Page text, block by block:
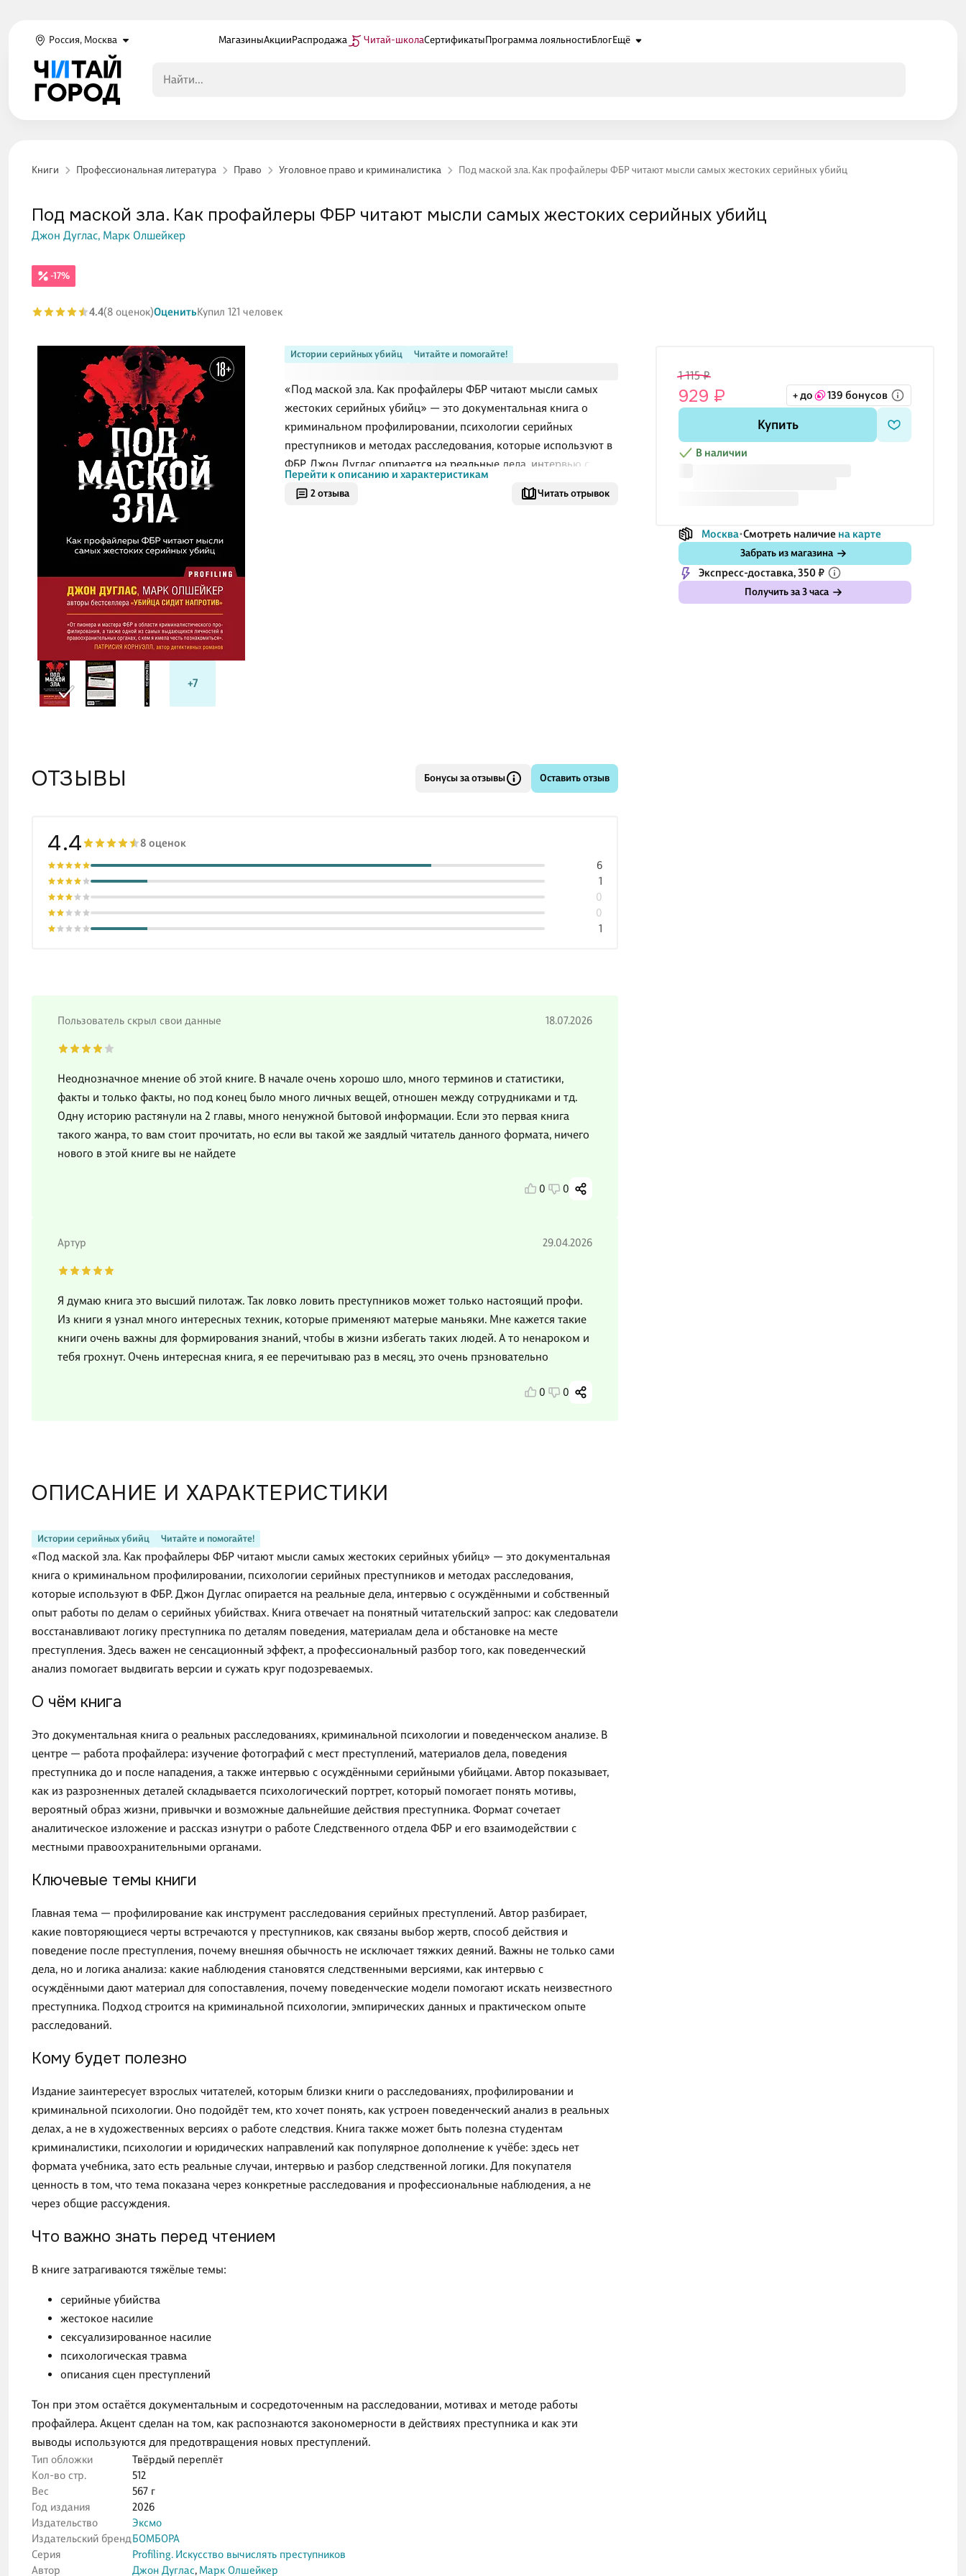
Россия, Москва МагазиныАкцииРаспродажа Читай-школаСертификатыПрограмма лояльностиБлогЕщё
Книги Профессиональная литература Право Уголовное право и криминалистика Под маской зла. Как профайлеры ФБР читают мысли самых жестоких серийных убийц
+7
2 отзыва Читать отрывок
Истории серийных убийц Читайте и помогайте!
«Под маской зла. Как профайлеры ФБР читают мысли самых
жестоких серийных убийц» — это документальная книга о
криминальном профилировании, психологии серийных
преступников и методах расследования, которые используют в
ФБР. Джон Дуглас опирается на реальные дела, интервью с
осуждёнными и собственный опыт работы по делам о
серийных убийствах. Книга отвечает на понятный читательский
Перейти к описанию и характеристикам
-17%
Под маской зла. Как профайлеры ФБР читают мысли самых жестоких серийных убийц
Джон Дуглас, Марк Олшейкер
4.4(8 оценок)ОценитьКупил 121 человек
1 115 ₽
929 ₽ + до 139 бонусов
Купить
В наличии
Москва Смотреть наличие на карте
Забрать из магазина
Экспресс-доставка, 350 ₽
Получить за 3 часа
ОПИСАНИЕ И ХАРАКТЕРИСТИКИ
Истории серийных убийц Читайте и помогайте!
«Под маской зла. Как профайлеры ФБР читают мысли самых жестоких серийных убийц» — это документальная
книга о криминальном профилировании, психологии серийных преступников и методах расследования,
которые используют в ФБР. Джон Дуглас опирается на реальные дела, интервью с осуждёнными и собственный
опыт работы по делам о серийных убийствах. Книга отвечает на понятный читательский запрос: как следователи
восстанавливают логику преступника по деталям поведения, материалам дела и обстановке на месте
преступления. Здесь важен не сенсационный эффект, а профессиональный разбор того, как поведенческий
анализ помогает выдвигать версии и сужать круг подозреваемых.
О чём книга
Это документальная книга о реальных расследованиях, криминальной психологии и поведенческом анализе. В
центре — работа профайлера: изучение фотографий с мест преступлений, материалов дела, поведения
преступника до и после нападения, а также интервью с осуждёнными серийными убийцами. Автор показывает,
как из разрозненных деталей складывается психологический портрет, который помогает понять мотивы,
вероятный образ жизни, привычки и возможные дальнейшие действия преступника. Формат сочетает
аналитическое изложение и рассказ изнутри о работе Следственного отдела ФБР и его взаимодействии с
местными правоохранительными органами.
Ключевые темы книги
Главная тема — профилирование как инструмент расследования серийных преступлений. Автор разбирает,
какие повторяющиеся черты встречаются у преступников, как связаны выбор жертв, способ действия и
поведение после преступления, почему внешняя обычность не исключает тяжких деяний. Важны не только сами
дела, но и логика анализа: какие наблюдения становятся следственными версиями, как интервью с
осуждёнными дают материал для сопоставления, почему поведенческие модели помогают искать неизвестного
преступника. Подход строится на криминальной психологии, эмпирических данных и практическом опыте
расследований.
Кому будет полезно
Издание заинтересует взрослых читателей, которым близки книги о расследованиях, профилировании и
криминальной психологии. Оно подойдёт тем, кто хочет понять, как устроен поведенческий анализ в реальных
делах, а не в художественных версиях о работе следствия. Книга также может быть полезна студентам
криминалистики, психологии и юридических направлений как популярное дополнение к учёбе: здесь нет
формата учебника, зато есть реальные случаи, интервью и разбор следственной логики. Для покупателя
ценность в том, что тема показана через конкретные расследования и профессиональные наблюдения, а не
через общие рассуждения.
Что важно знать перед чтением
В книге затрагиваются тяжёлые темы:
серийные убийства
жестокое насилие
сексуализированное насилие
психологическая травма
описания сцен преступлений
Тон при этом остаётся документальным и сосредоточенным на расследовании, мотивах и методе работы
профайлера. Акцент сделан на том, как распознаются закономерности в действиях преступника и как эти
выводы используются для предотвращения новых преступлений.
Тип обложки
Твёрдый переплёт
Кол-во стр.
512
Вес
567 г
Год издания
2026
Издательство
Эксмо
Издательский брендБОМБОРА
Серия
Profiling. Искусство вычислять преступников
Автор
Джон Дуглас, Марк Олшейкер
ОТЗЫВЫ Бонусы за отзывы Оставить отзыв
4.4 8 оценок
1
0
0
1
6
Пользователь скрыл свои данные 18.07.2026
Неоднозначное мнение об этой книге. В начале очень хорошо шло, много терминов и статистики,
факты и только факты, но под конец было много личных вещей, отношен между сотрудниками и тд.
Одну историю растянули на 2 главы, много ненужной бытовой информации. Если это первая книга
такого жанра, то вам стоит прочитать, но если вы такой же заядлый читатель данного формата, ничего
нового в этой книге вы не найдете
0 0
Артур 29.04.2026
Я думаю книга это высший пилотаж. Так ловко ловить преступников может только настоящий профи.
Из книги я узнал много интересных техник, которые применяют матерые маньяки. Мне кажется такие
книги очень важны для формирования знаний, чтобы в жизни избегать таких людей. А то ненароком и
тебя грохнут. Очень интересная книга, я ее перечитываю раз в месяц, это очень прзновательно
0 0